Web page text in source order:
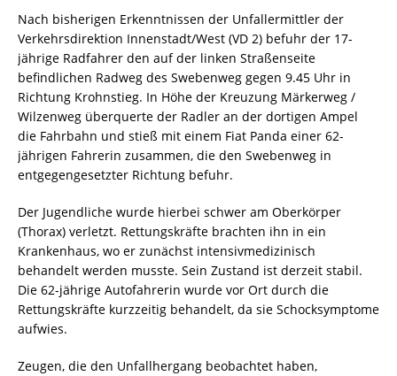
Nach bisherigen Erkenntnissen der Unfallermittler der
Verkehrsdirektion Innenstadt/West (VD 2) befuhr der 17-
jährige Radfahrer den auf der linken Straßenseite
befindlichen Radweg des Swebenweg gegen 9.45 Uhr in
Richtung Krohnstieg. In Höhe der Kreuzung Märkerweg /
Wilzenweg überquerte der Radler an der dortigen Ampel
die Fahrbahn und stieß mit einem Fiat Panda einer 62-
jährigen Fahrerin zusammen, die den Swebenweg in
entgegengesetzter Richtung befuhr.
Der Jugendliche wurde hierbei schwer am Oberkörper
(Thorax) verletzt. Rettungskräfte brachten ihn in ein
Krankenhaus, wo er zunächst intensivmedizinisch
behandelt werden musste. Sein Zustand ist derzeit stabil.
Die 62-jährige Autofahrerin wurde vor Ort durch die
Rettungskräfte kurzzeitig behandelt, da sie Schocksymptome
aufwies.
Zeugen, die den Unfallhergang beobachtet haben,